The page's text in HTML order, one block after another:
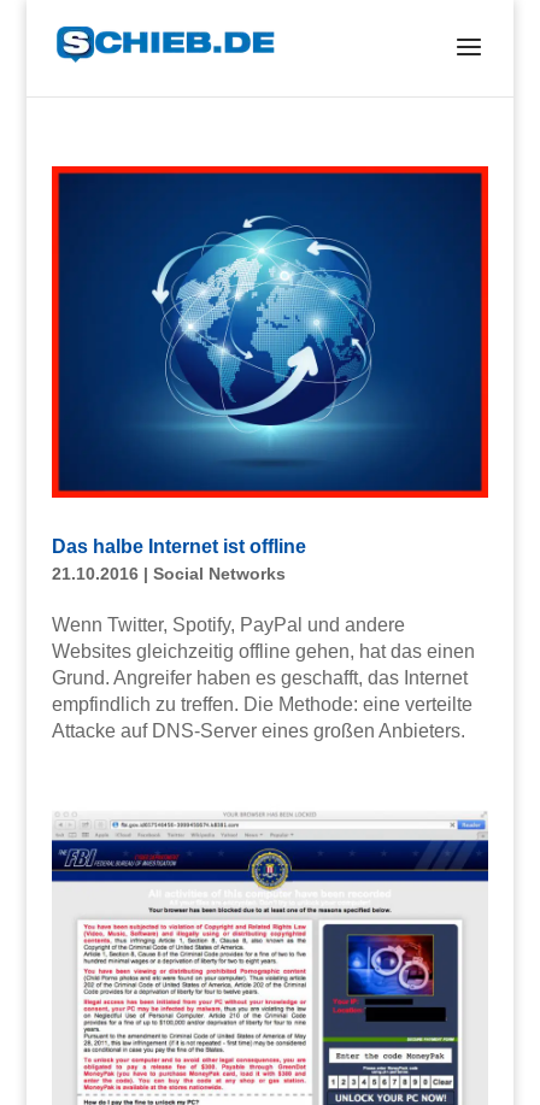
Das halbe Internet ist offline
21.10.2016| Social Networks
Wenn Twitter, Spotify, PayPal und andere
Websites gleichzeitig offline gehen, hat das einen
Grund. Angreifer haben es geschafft, das Internet
empfindlich zu treffen. Die Methode: eine verteilte
Attacke auf DNS-Server eines großen Anbieters.